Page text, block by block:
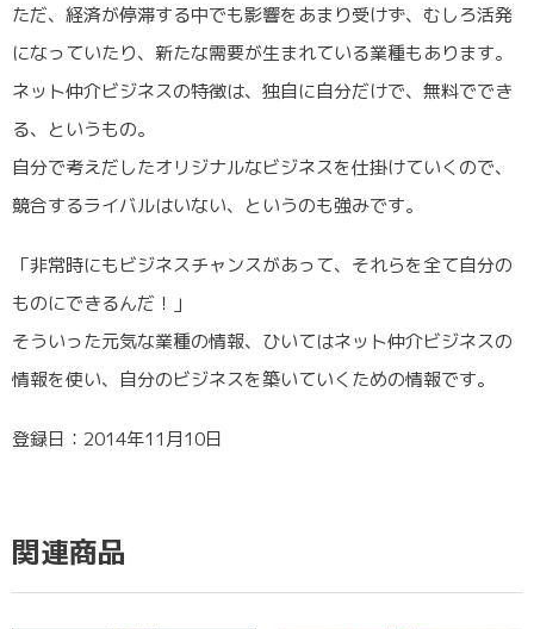
ただ、経済が停滞する中でも影響をあまり受けず、むしろ活発
になっていたり、新たな需要が生まれている業種もあります。
ネット仲介ビジネスの特徴は、独自に自分だけで、無料ででき
る、というもの。
自分で考えだしたオリジナルなビジネスを仕掛けていくので、
競合するライバルはいない、というのも強みです。
「非常時にもビジネスチャンスがあって、それらを全て自分の
ものにできるんだ！」
そういった元気な業種の情報、ひいてはネット仲介ビジネスの
情報を使い、自分のビジネスを築いていくための情報です。
登録日：2014年11月10日
関連商品